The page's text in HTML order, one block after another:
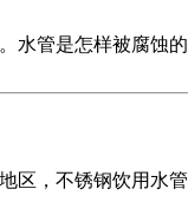
水管是怎样被腐蚀
，不锈钢饮用水